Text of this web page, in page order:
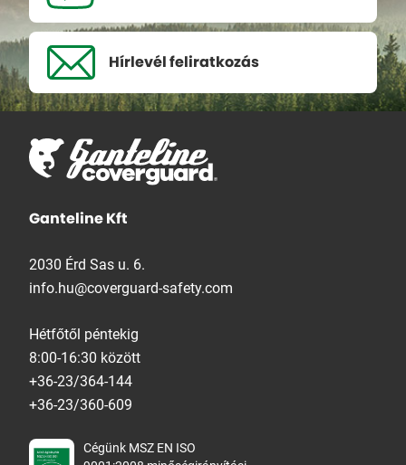
Hírlevél feliratkozás
Ganteline Kft
2030 Érd Sas u. 6.
info.hu@coverguard-safety.com
Hétfőtől péntekig
8:00-16:30 között
+36-23/364-144
+36-23/360-609
Cégünk MSZ EN ISO